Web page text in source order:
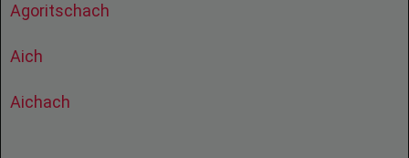
Agoritschach
Aich
Aichach